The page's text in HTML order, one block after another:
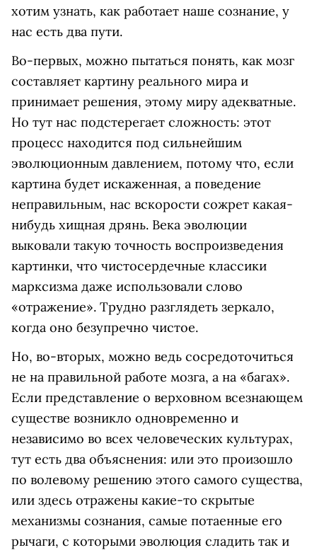
хотим узнать, как работает наше сознание, у
нас есть два пути.
Во-первых, можно пытаться понять, как мозг
составляет картину реального мира и
принимает решения, этому миру адекватные.
Но тут нас подстерегает сложность: этот
процесс находится под сильнейшим
эволюционным давлением, потому что, если
картина будет искаженная, а поведение
неправильным, нас вскорости сожрет какая-
нибудь хищная дрянь. Века эволюции
выковали такую точность воспроизведения
картинки, что чистосердечные классики
марксизма даже использовали слово
«отражение». Трудно разглядеть зеркало,
когда оно безупречно чистое.
Но, во-вторых, можно ведь сосредоточиться
не на правильной работе мозга, а на «багах».
Если представление о верховном всезнающем
существе возникло одновременно и
независимо во всех человеческих культурах,
тут есть два объяснения: или это произошло
по волевому решению этого самого существа,
или здесь отражены какие-то скрытые
механизмы сознания, самые потаенные его
рычаги, с которыми эволюция сладить так и